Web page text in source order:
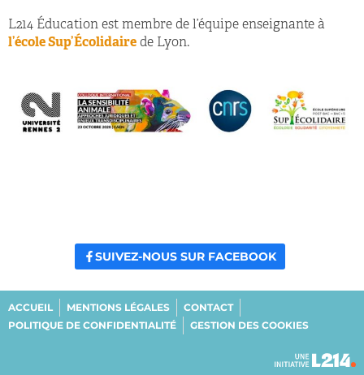
L214 Éducation est membre de l’équipe enseignante à
l’école Sup’Écolidaire de Lyon.
SUIVEZ-NOUS SUR FACEBOOK
ACCUEIL MENTIONS LÉGALES
CONTACT
POLITIQUE DE CONFIDENTIALITÉ
GESTION DES COOKIES